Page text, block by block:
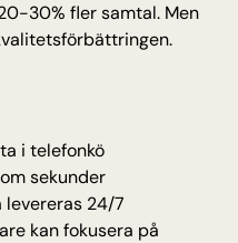
30% fler samtal. Men
i telefonkö
sekunder
levereras 24/7
kan fokusera på